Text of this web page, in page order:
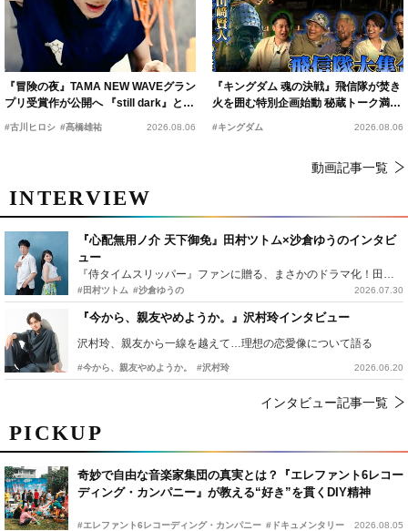
PICKUP
奇妙で自由な音楽家集団の真実とは？『エレファント6レコー
ディング・カンパニー』が教える“好き”を貫くDIY精神
#エレファント6レコーディング・カンパニー #ドキュメンタリー 2026.08.05
『冒険の夜』TAMA NEW WAVEグラン
プリ受賞作が公開へ 『still dark』と同
時上映決定
#古川ヒロシ #髙橋雄祐 2026.08.06
『キングダム 魂の決戦』飛信隊が焚き
火を囲む特別企画始動 秘蔵トーク満載
の“キングダムキャンプ”開催
#キングダム 2026.08.06
動画記事一覧
INTERVIEW
『心配無用ノ介 天下御免』田村ツトム×沙倉ゆうのインタビ
ュー
『侍タイムスリッパー』ファンに贈る、まさかのドラマ化！田村ツトム×沙倉ゆうのが語る『心配無用ノ介』撮影秘話
#田村ツトム #沙倉ゆうの 2026.07.30
『今から、親友やめようか。』沢村玲インタビュー
沢村玲、親友から一線を越えて…理想の恋愛像について語る
#今から、親友やめようか。 #沢村玲 2026.06.20
インタビュー記事一覧